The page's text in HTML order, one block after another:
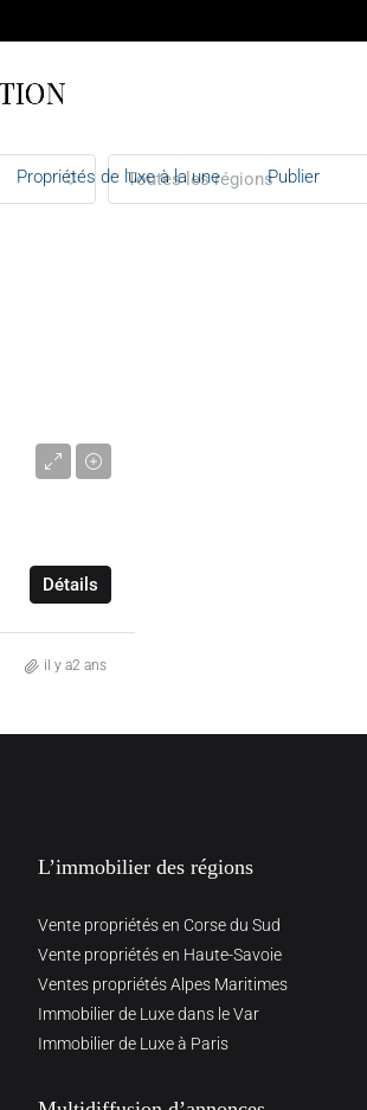
Propriétés de luxe à la une Publier
Toutes les régions
Détails
il y a2 ans
L’immobilier des régions
Vente propriétés en Corse du Sud
Vente propriétés en Haute-Savoie
Ventes propriétés Alpes Maritimes
Immobilier de Luxe dans le Var
Immobilier de Luxe à Paris